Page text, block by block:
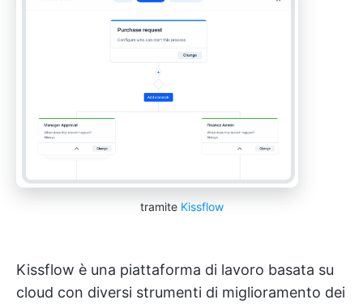
tramite Kissflow
Kissflow è una piattaforma di lavoro basata su
cloud con diversi strumenti di miglioramento dei